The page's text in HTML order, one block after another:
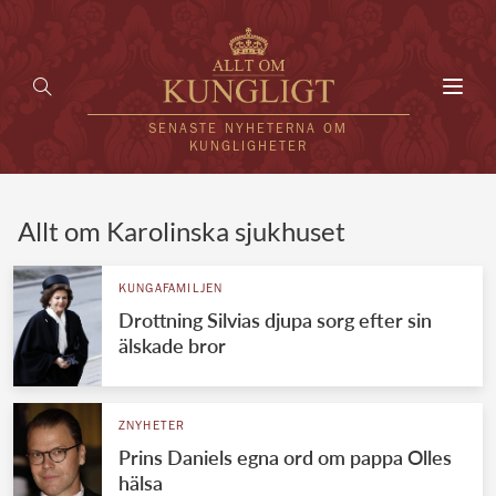
SENASTE NYHETERNA OM
KUNGLIGHETER
UTLÄNDSKT
VÄRLDENS KUNGAHUS
Svenska kungahuset
REDAKTION
Allt om Karolinska sjukhuset
KUNGAFAMILJEN
Drottning Silvias djupa sorg efter sin
älskade bror
ZNYHETER
Prins Daniels egna ord om pappa Olles
hälsa